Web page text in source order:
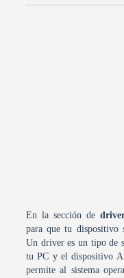
En la sección de
para que tu dispositivo
Un driver es un tipo de
tu PC y el dispositivo
permite al sistema